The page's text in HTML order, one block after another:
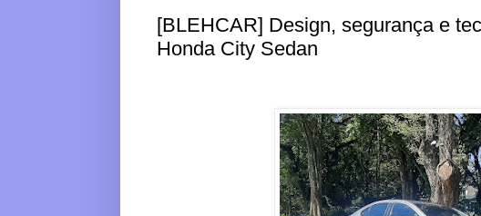
[BLEHCAR] Design, segurança e
Honda City Sedan